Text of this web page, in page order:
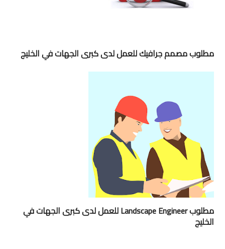
مطلوب مصمم جرافيك للعمل لدى كبرى الجهات في الخليج
مطلوب Landscape Engineer للعمل لدى كبرى الجهات في
الخليج